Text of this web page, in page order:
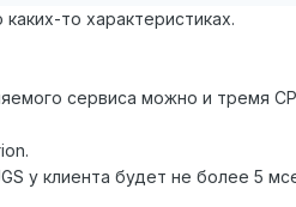
то характеристиках.
сервиса можно и тремя
у клиента будет не более 5